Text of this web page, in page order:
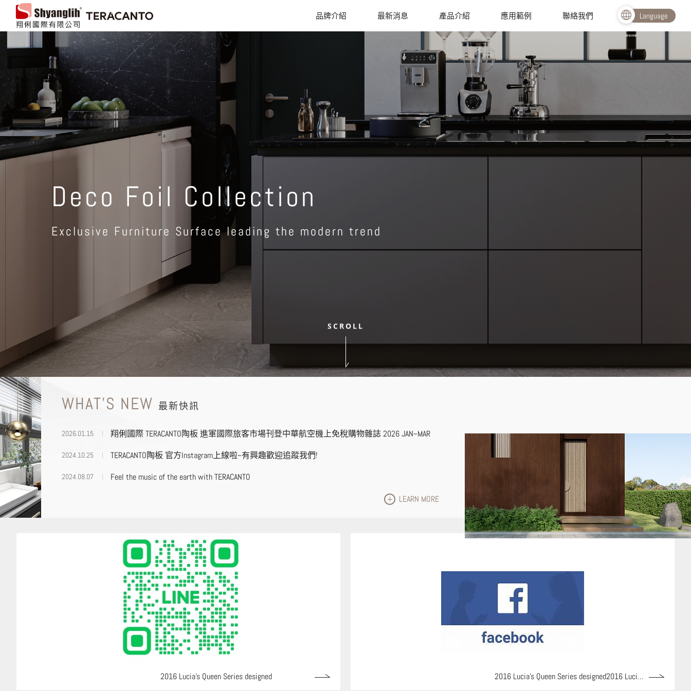
當前頁面主標題 品牌介紹 最新消息 產品介紹 應用範例 聯絡我們
Language
繁體中文
English
Deco Foil Collection
Exclusive Furniture Surface leading the modern trend
SCROLL
WHAT'S NEW 最新快訊
2026.01.15 翔俐國際 TERACANTO陶板 進軍國際旅客市場刊登中華航空機上免稅購物雜誌 ​​​​​​​2026 JAN~MAR
2024.10.25 TERACANTO陶板 官方Instagram上線啦~有興趣歡迎追蹤我們!
2024.08.07 Feel the music of the earth with TERACANTO
LEARN MORE
2016 Lucia’s Queen Series designed 2016 Lucia’s Queen Series designed2016 Lucia’s Queen Series